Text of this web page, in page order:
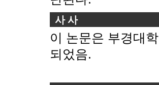
사 사
이 논문은 부경대
되었음.